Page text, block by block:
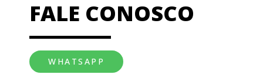
FALE CONOSCO
WHATSAPP